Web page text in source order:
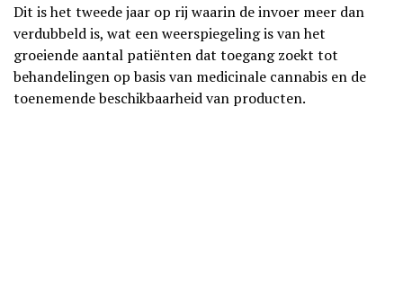
Dit is het tweede jaar op rij waarin de invoer meer dan
verdubbeld is, wat een weerspiegeling is van het
groeiende aantal patiënten dat toegang zoekt tot
behandelingen op basis van medicinale cannabis en de
toenemende beschikbaarheid van producten.